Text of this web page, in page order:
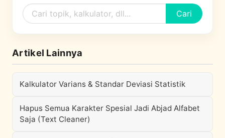
Cari
Artikel Lainnya
Kalkulator Varians & Standar Deviasi Statistik
Hapus Semua Karakter Spesial Jadi Abjad Alfabet
Saja (Text Cleaner)